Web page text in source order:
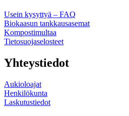
Usein kysyttyä – FAQ
Biokaasun tankkausasemat
Kompostimultaa
Tietosuojaselosteet
Yhteystiedot
Aukioloajat
Henkilökunta
Laskutustiedot